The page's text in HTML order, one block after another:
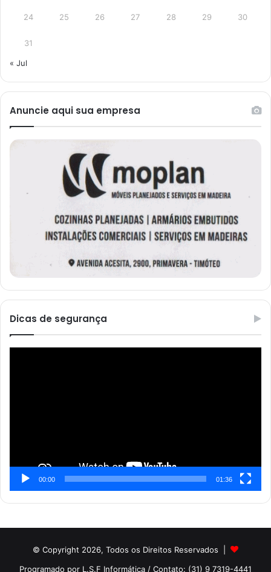
24 25 26 27 28 29 30
31
« Jul
Anuncie aqui sua empresa
Dicas de segurança
00:00 01:36
© Copyright 2026, Todos os Direitos Reservados |
Programado por L.S.F Informática / Contato: (31) 9 7319-4441